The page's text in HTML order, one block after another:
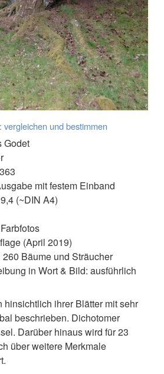
und bestimmen
Godet
mit festem Einband
(~DIN A4)
(April 2019)
Bäume und Sträucher
in Wort & Bild: ausführlich
hinsichtlich ihrer Blätter mit sehr
beschrieben. Dichotomer
Darüber hinaus wird für 23
über weitere Merkmale